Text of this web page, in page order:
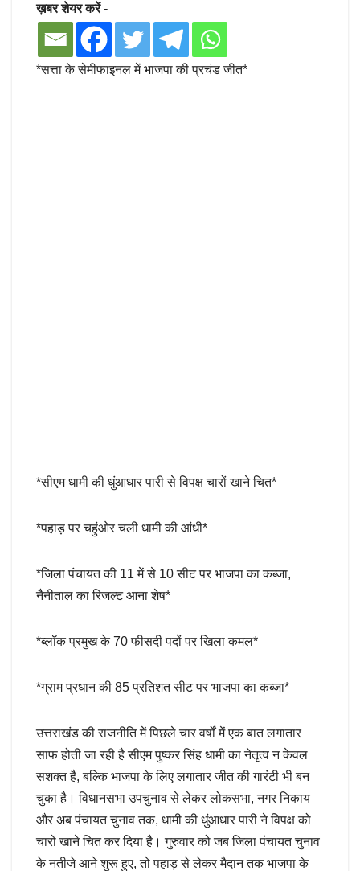
ख़बर शेयर करें -
*सत्ता के सेमीफाइनल में भाजपा की प्रचंड जीत*
*सीएम धामी की धुंआधार पारी से विपक्ष चारों खाने चित*
*पहाड़ पर चहुंओर चली धामी की आंधी*
*जिला पंचायत की 11 में से 10 सीट पर भाजपा का कब्जा,
नैनीताल का रिजल्ट आना शेष*
*ब्लॉक प्रमुख के 70 फीसदी पदों पर खिला कमल*
*ग्राम प्रधान की 85 प्रतिशत सीट पर भाजपा का कब्जा*
उत्तराखंड की राजनीति में पिछले चार वर्षों में एक बात लगातार
साफ होती जा रही है सीएम पुष्कर सिंह धामी का नेतृत्व न केवल
सशक्त है, बल्कि भाजपा के लिए लगातार जीत की गारंटी भी बन
चुका है। विधानसभा उपचुनाव से लेकर लोकसभा, नगर निकाय
और अब पंचायत चुनाव तक, धामी की धुंआधार पारी ने विपक्ष को
चारों खाने चित कर दिया है। गुरुवार को जब जिला पंचायत चुनाव
के नतीजे आने शुरू हुए, तो पहाड़ से लेकर मैदान तक भाजपा के